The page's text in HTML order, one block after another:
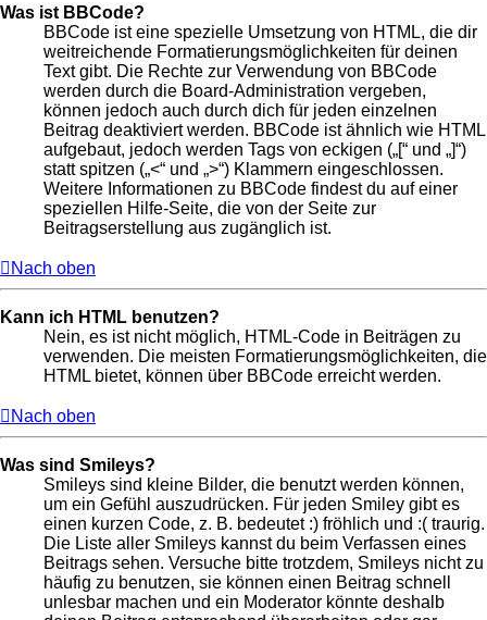
Was ist BBCode?
BBCode ist eine spezielle Umsetzung von HTML, die dir
weitreichende Formatierungsmöglichkeiten für deinen
Text gibt. Die Rechte zur Verwendung von BBCode
werden durch die Board-Administration vergeben,
können jedoch auch durch dich für jeden einzelnen
Beitrag deaktiviert werden. BBCode ist ähnlich wie HTML
aufgebaut, jedoch werden Tags von eckigen („[“ und „]“)
statt spitzen („<“ und „>“) Klammern eingeschlossen.
Weitere Informationen zu BBCode findest du auf einer
speziellen Hilfe-Seite, die von der Seite zur
Beitragserstellung aus zugänglich ist.
Nach oben
Kann ich HTML benutzen?
Nein, es ist nicht möglich, HTML-Code in Beiträgen zu
verwenden. Die meisten Formatierungsmöglichkeiten, die
HTML bietet, können über BBCode erreicht werden.
Nach oben
Was sind Smileys?
Smileys sind kleine Bilder, die benutzt werden können,
um ein Gefühl auszudrücken. Für jeden Smiley gibt es
einen kurzen Code, z. B. bedeutet :) fröhlich und :( traurig.
Die Liste aller Smileys kannst du beim Verfassen eines
Beitrags sehen. Versuche bitte trotzdem, Smileys nicht zu
häufig zu benutzen, sie können einen Beitrag schnell
unlesbar machen und ein Moderator könnte deshalb